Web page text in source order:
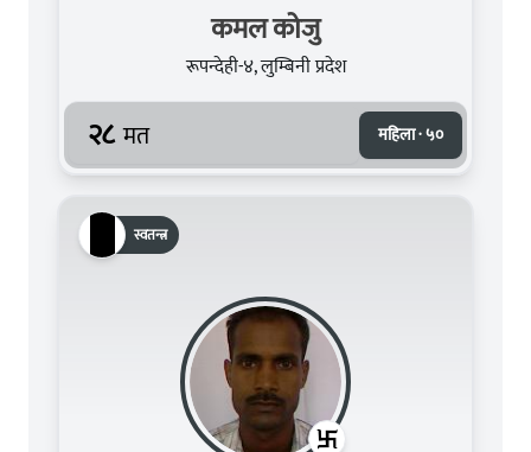
कमल कोजु
रूपन्देही-४, लुम्बिनी प्रदेश
२८ मत महिला · ५०
स्वतन्त्र